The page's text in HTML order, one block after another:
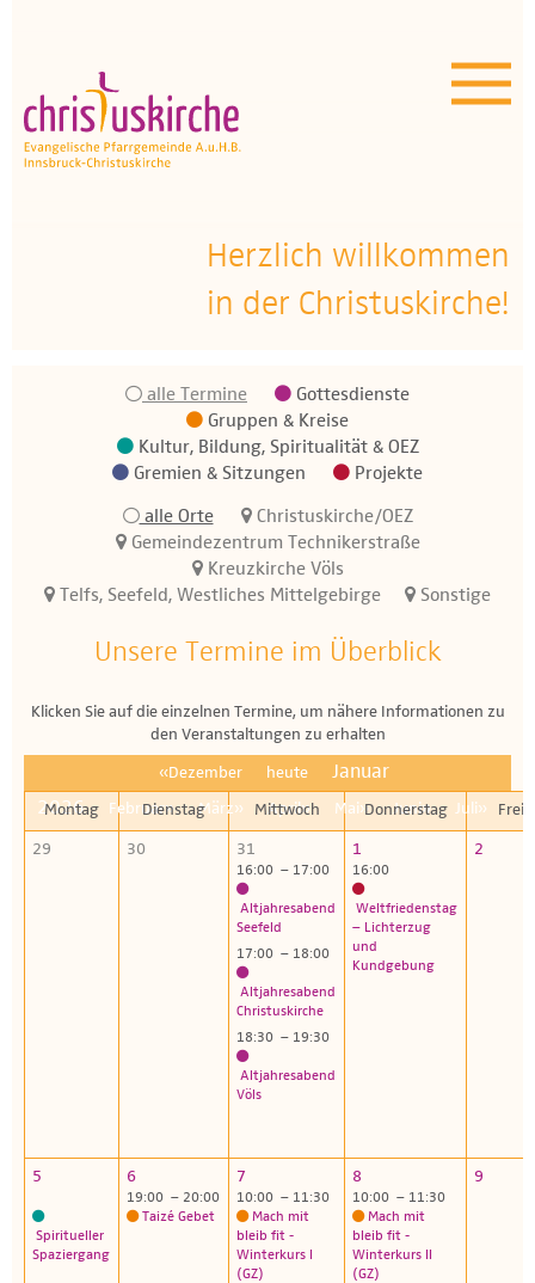
Unser Angebot
OEZ
Wissenswertes
Kontakt
Herzlich willkommen
in der Christuskirche!
alle Termine
Gottesdienste
Gruppen & Kreise
Kultur, Bildung, Spiritualität & OEZ
Gremien & Sitzungen
Projekte
alle Orte
Christuskirche/OEZ
Gemeindezentrum Technikerstraße
Kreuzkirche Völs
Telfs, Seefeld, Westliches Mittelgebirge
Sonstige
Unsere Termine im Überblick
Klicken Sie auf die einzelnen Termine, um nähere Informationen zu
den Veranstaltungen zu erhalten
«Dezember heute
Januar
2026
Februar» März» April» Mai» Juni» Juli»
Montag Dienstag Mittwoch Donnerstag
29 30 31
16:00 – 17:00
Altjahresabend
Seefeld
17:00 – 18:00
Altjahresabend
Christuskirche
18:30 – 19:30
Altjahresabend
Völs
1
16:00
Weltfriedenstag
– Lichterzug
und
Kundgebung
2
5
Spiritueller
Spaziergang
6
19:00 – 20:00
Taizé Gebet
7
10:00 – 11:30
Mach mit
bleib fit -
Winterkurs I
(GZ)
8
10:00 – 11:30
Mach mit
bleib fit -
Winterkurs II
(GZ)
9